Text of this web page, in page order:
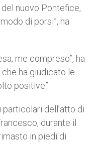
nuovo Pontefice,
di porsi”, ha
me compreso”, ha
ha giudicato le
positive”.
dell’atto di
durante il
in piedi di